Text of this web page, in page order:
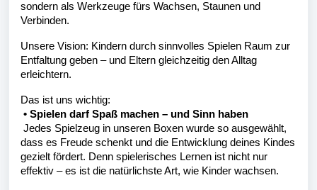
sondern als Werkzeuge fürs Wachsen, Staunen und
Verbinden.
Unsere Vision: Kindern durch sinnvolles Spielen Raum zur
Entfaltung geben – und Eltern gleichzeitig den Alltag
erleichtern.
Das ist uns wichtig:
• Spielen darf Spaß machen – und Sinn haben
Jedes Spielzeug in unseren Boxen wurde so ausgewählt,
dass es Freude schenkt und die Entwicklung deines Kindes
gezielt fördert. Denn spielerisches Lernen ist nicht nur
effektiv – es ist die natürlichste Art, wie Kinder wachsen.